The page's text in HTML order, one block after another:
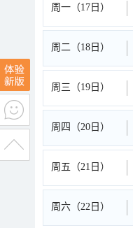
周一（17日）
周二（18日）
周三（19日）
周四（20日）
周五（21日）
周六（22日）